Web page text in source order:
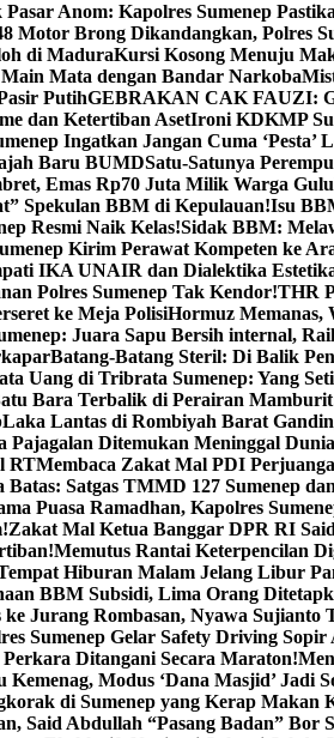
Pasar Anom: Kapolres Sumenep
Motor Brong Dikandangkan, Polres
di MaduraKursi Kosong Menuju
Mata dengan Bandar Narkoba
PutihGEBRAKAN CAK FAUZI:
dan Ketertiban AsetIroni KDKMP
Ingatkan Jangan Cuma ‘Pesta’
Baru BUMDSatu-Satunya
Emas Rp70 Juta Milik Warga
Spekulan BBM di Kepulauan!Isu
Resmi Naik Kelas!Sidak BBM:
Kirim Perawat Kompeten ke
IKA UNAIR dan Dialektika
Polres Sumenep Tak Kendor!THR
ke Meja PolisiHormuz Memanas,
Juara Sapu Bersih internal,
Batang-Batang Steril: Di Balik
Uang di Tribrata Sumenep: Yang
Bara Terbalik di Perairan
Laka Lantas di Rombiyah Barat
Pajagalan Ditemukan Meninggal Dunia
RTMembaca Zakat Mal PDI
Batas: Satgas TMMD 127 Sumenep
Puasa Ramadhan, Kapolres
Zakat Mal Ketua Banggar DPR RI
Memutus Rantai Keterpencilan
Hiburan Malam Jelang Libur
BBM Subsidi, Lima Orang
Jurang Rombasan, Nyawa Sujianto
Sumenep Gelar Safety Driving
Ditangani Secara Maraton!
Modus ‘Dana Masjid’ Jadi
di Sumenep yang Kerap Makan
Said Abdullah “Pasang Badan”